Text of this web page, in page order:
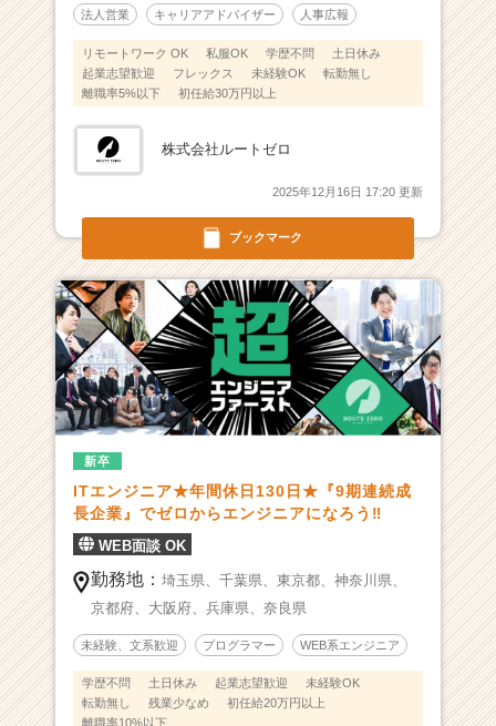
|
ン
チ
ャ
成
業
ス
カ
ウ
が
届
く
サ
イ
ト
ア
キ
ャ
ア
（C
ブックマーク
法人営業 キャリアアドバイザー 人事広報
リモートワーク OK 私服OK 学歴不問
土日休み
起業志望歓迎
フレックス 未経験OK
転勤無し
離職率5%以下
初任給30万円以上
株式会社ルートゼロ
2025年12月16日 17:20 更新
新卒
ITエンジニア★年間休日130日★『9期連続成
長企業』でゼロからエンジニアになろう‼
WEB面談 OK
勤務地： 埼玉県、 千葉県、 東京都、 神奈川県、
京都府、 大阪府、 兵庫県、 奈良県
未経験、文系歓迎 プログラマー WEB系エンジニア
学歴不問 土日休み 起業志望歓迎
未経験OK
転勤無し
残業少なめ
初任給20万円以上
離職率10%以下